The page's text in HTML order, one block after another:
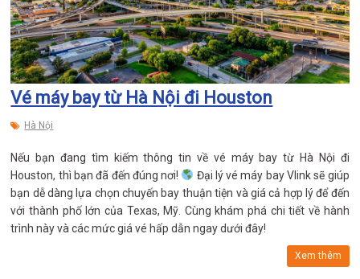
Vé máy bay từ Hà Nội đi Houston
Hà Nội
Nếu bạn đang tìm kiếm thông tin về vé máy bay từ Hà Nội đi
Houston, thì bạn đã đến đúng nơi!
Đại lý vé máy bay Vlink sẽ giúp
bạn dễ dàng lựa chọn chuyến bay thuận tiện và giá cả hợp lý để đến
với thành phố lớn của Texas, Mỹ. Cùng khám phá chi tiết về hành
trình này và các mức giá vé hấp dẫn ngay dưới đây!
Xem thêm